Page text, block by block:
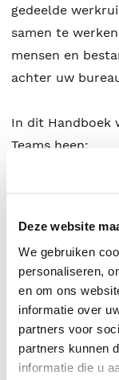
Deze website
We gebruiken
personaliseren,
en om ons
informatie over
partners voor
partners kunnen
informatie die u
gedeelde
samen te
mensen en
achter uw
In dit Handboek
Teams heen:
Deel 1: Aan
Deel 2: Chat,
dit deel leert
functies van
berichten
via chats en
Deel 3:
dit deel leert